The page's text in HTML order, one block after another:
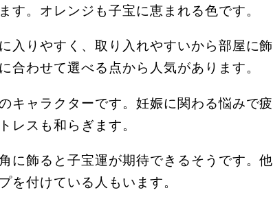
。オレンジも子宝に恵まれる色です。
入りやすく、取り入れやすいから部屋に飾
わせて選べる点から人気があります。
キャラクターです。妊娠に関わる悩みで疲
レスも和らぎます。
に飾ると子宝運が期待できるそうです。他
付けている人もいます。